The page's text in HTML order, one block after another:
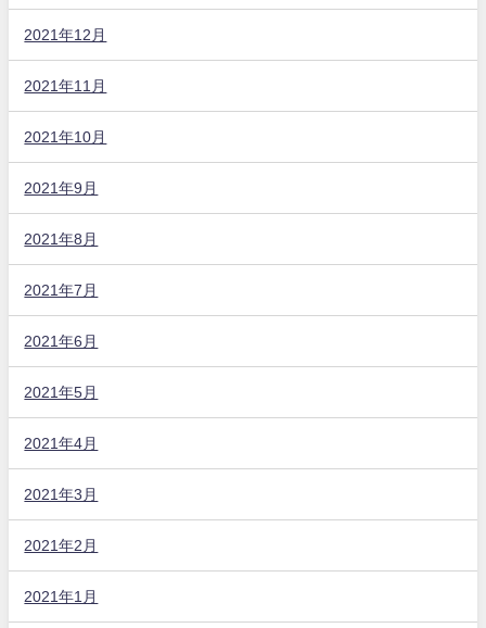
2021年12月
2021年11月
2021年10月
2021年9月
2021年8月
2021年7月
2021年6月
2021年5月
2021年4月
2021年3月
2021年2月
2021年1月